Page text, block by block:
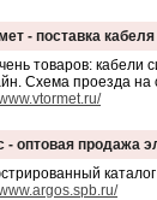
- поставка
товаров: кабели
Схема проезда на
- оптовая продажа